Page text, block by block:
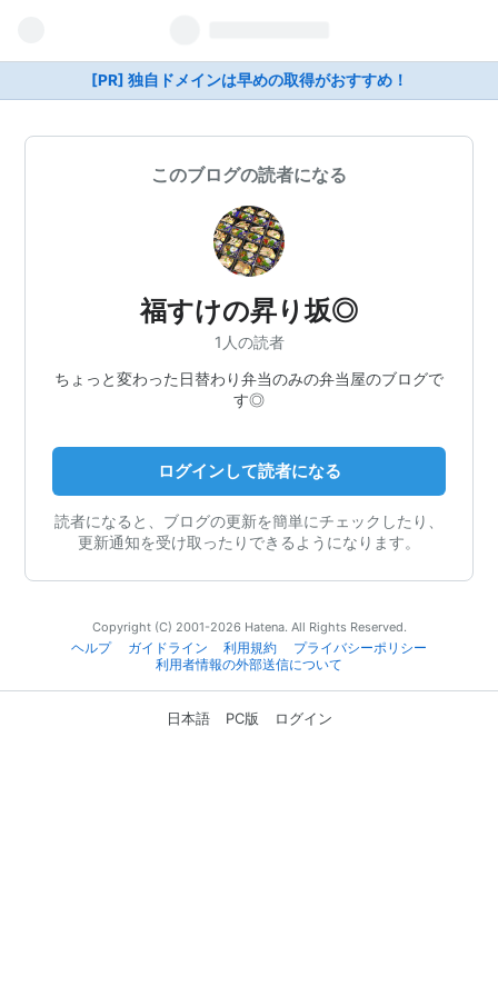
[PR] 独自ドメインは早めの取得がおすすめ！
このブログの読者になる
福すけの昇り坂◎
1人の読者
ちょっと変わった日替わり弁当のみの弁当屋のブログで
す◎
ログインして読者になる
読者になると、ブログの更新を簡単にチェックしたり、
更新通知を受け取ったりできるようになります。
Copyright (C) 2001-2026 Hatena. All Rights Reserved.
ヘルプ
ガイドライン 利用規約
プライバシーポリシー
利用者情報の外部送信について
日本語 PC版 ログイン